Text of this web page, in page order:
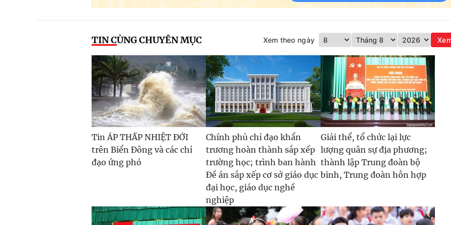
TIN CÙNG CHUYÊN MỤC Xem theo ngày
Tin ÁP THẤP NHIỆT ĐỚI
trên Biển Đông và các chỉ
đạo ứng phó
Chính phủ chỉ đạo khẩn
trương hoàn thành sắp xếp
trường học; trình ban hành
Đề án sắp xếp cơ sở giáo dục
đại học, giáo dục nghề
nghiệp
Giải thể, tổ chức lại lực
lượng quân sự địa phương;
thành lập Trung đoàn bộ
binh, Trung đoàn hỗn hợp